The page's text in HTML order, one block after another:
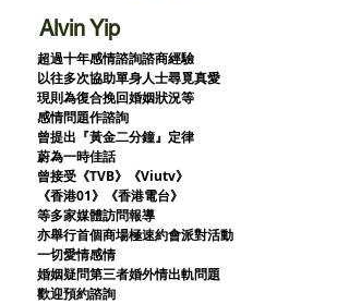
Alvin Yip
超過十年感情諮詢諮商經驗
以往多次協助單身人士尋覓真愛
現則為復合挽回婚姻狀況等
感情問題作諮詢
曾提出『黃金二分鐘』定律
蔚為一時佳話
曾接受《TVB》《Viutv》
《香港01》
《香港電台》
等多家媒體訪問報導
亦舉行首個商場極速約會派對活動
一切愛情感情
婚姻疑問第三者婚外情出軌問題
歡迎預約諮詢